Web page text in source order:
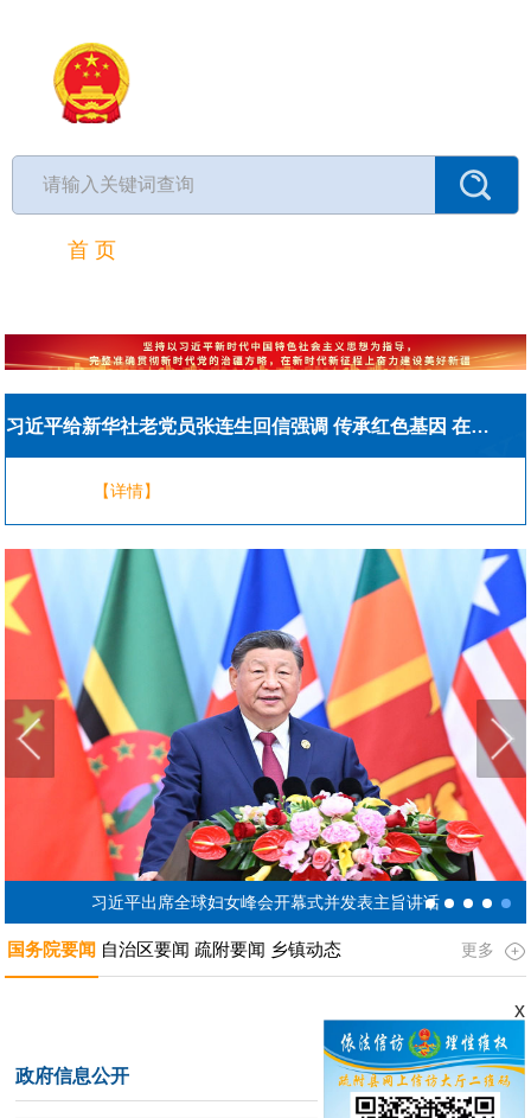
首 页
习近平给新华社老党员张连生回信强调 传承红色基因 在新征程上书写优异答卷
【详情】
习近平出席全球妇女峰会开幕式并发表主旨讲话
国务院要闻 自治区要闻 疏附要闻 乡镇动态 更多
政府信息公开 更多+
x